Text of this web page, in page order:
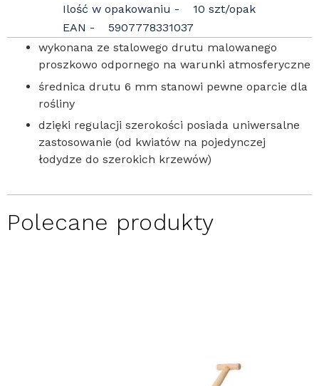
Ilość w opakowaniu
10 szt/opak
EAN
5907778331037
wykonana ze stalowego drutu malowanego
proszkowo odpornego na warunki atmosferyczne
średnica drutu 6 mm stanowi pewne oparcie dla
rośliny
dzięki regulacji szerokości posiada uniwersalne
zastosowanie (od kwiatów na pojedynczej
łodydze do szerokich krzewów)
Polecane produkty